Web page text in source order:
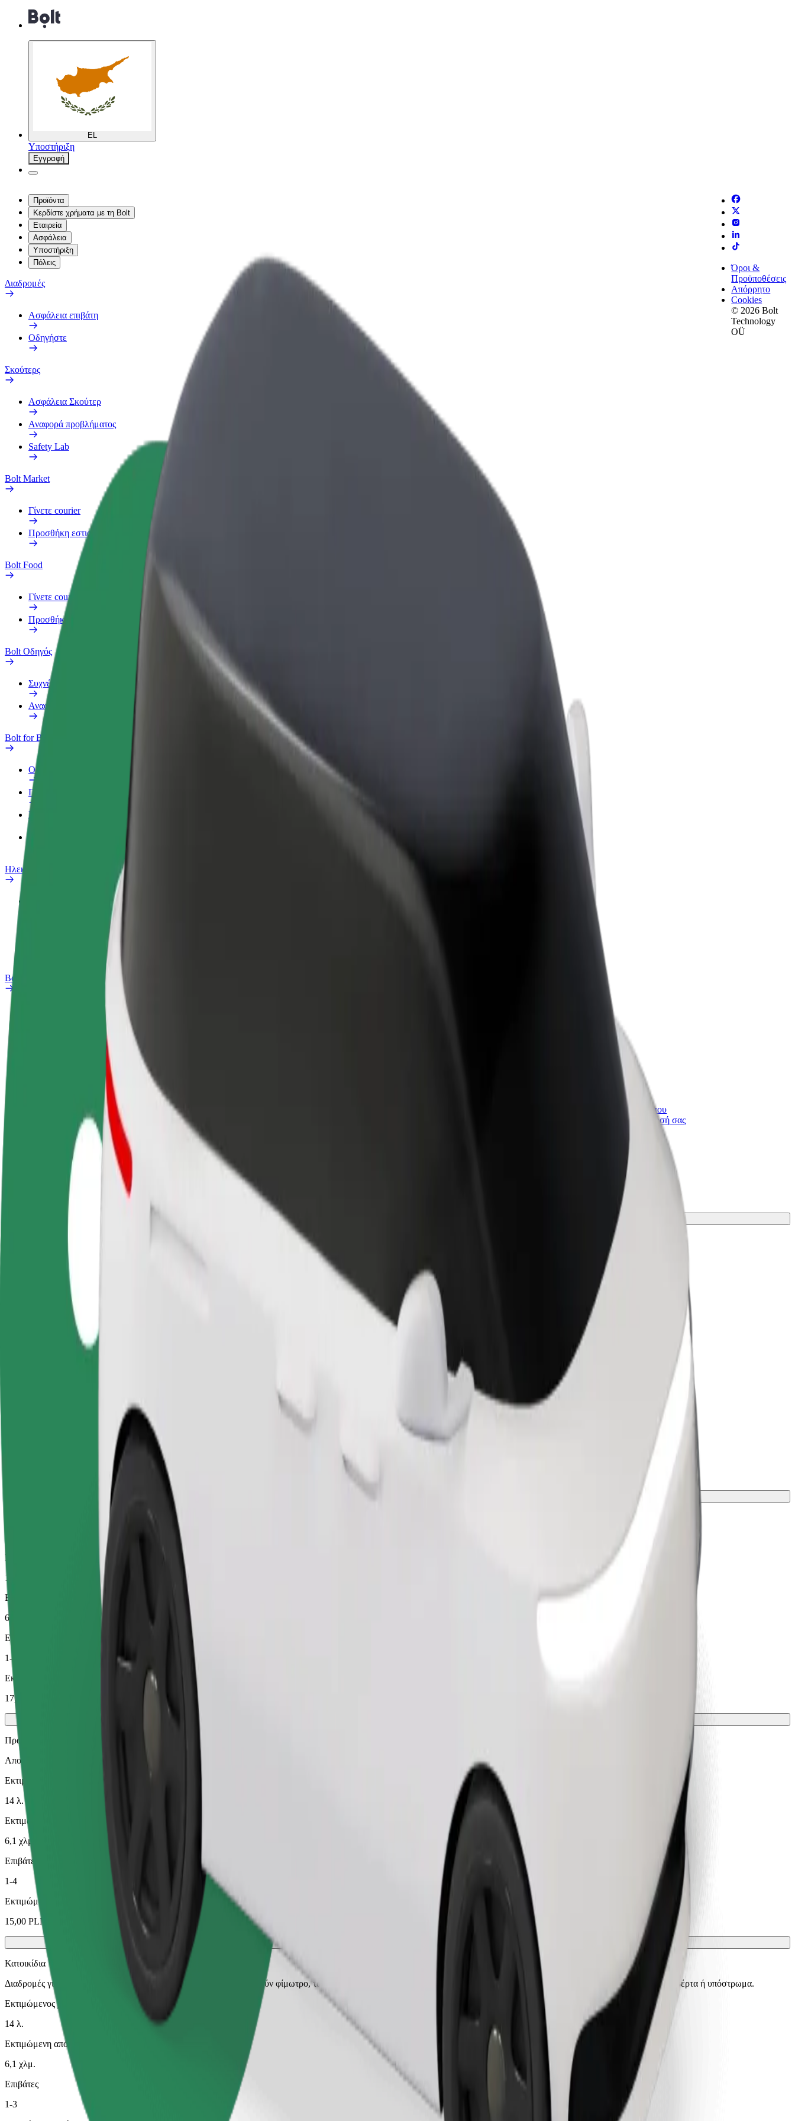
EL
Υποστήριξη
Εγγραφή
Προϊόντα
Κερδίστε χρήματα με τη Bolt
Εταιρεία
Ασφάλεια
Υποστήριξη
Πόλεις
Διαδρομές
Ασφάλεια επιβάτη
Οδηγήστε
Σκούτερς
Ασφάλεια Σκούτερ
Αναφορά προβλήματος
Safety Lab
Bolt Market
Γίνετε courier
Προσθήκη εστιατορίου ή καταστήματος
Bolt Food
Γίνετε courier
Προσθήκη εστιατορίου ή καταστήματος
Bolt Οδηγός
Συχνές Ερωτήσεις
Αναφορά οχήματος
Bolt for Business
Οφέλη
Προφίλ Εργασίας
Προϊόντα
Bolt food για επιχειρήσεις
Ηλεκτρικά ποδήλατα
Αναφορά προβλήματος
Bolt Plus
Πώς να συμμετάσχετε
Κερδίστε χρήματα με τους
δικούς σας όρους
Γίνετε courier
Παραδώστε φαγητό και
πληρώνεστε εβδομαδιαία
Προϊόντα και υπηρεσίες Bolt που
κλιμακώνονται για την επιχείρησή σας
Όροι &
Προϋποθέσεις
Απόρρητο
Cookies
© 2026 Bolt
Technology
OÜ
Πώς να φτάσεις από Rondo Rataje σε Old Market Square
Ψάχνεις τον καλύτερο τρόπο να φτάσεις από Rondo Rataje σε Old Market Square; Εξερεύνησε τις υπηρεσίες μας και βρες την ιδανική για το ταξίδι σου.
Η άνεση και η ευκολία λίγα κλικ μακριά!
Αξιόπιστες διαδρομές με καθημερινά αυτοκίνητα μεσαίου μεγέθους.
Εκτιμώμενος χρόνος μετακίνησης
Μεγαλύτερα αυτοκίνητα με περισσότερο χώρο για τα πόδια και αποθηκευτικό χώρο
Εκτιμώμενος χρόνος μετακίνησης
14 λ.
Εκτιμώμενη απόσταση
6,1 χλμ.
Επιβάτες
1-4
Εκτιμώμενη τιμή
17,70 PLN
Πράσινο
Αποδοτικές διαδρομές με υβριδικά και ηλεκτρικά οχήματα
Εκτιμώμενος χρόνος μετακίνησης
14 λ.
Εκτιμώμενη απόσταση
6,1 χλμ.
Επιβάτες
1-4
Εκτιμώμενη τιμή
15,00 PLN
Κατοικίδια
Διαδρομές για εσάς και το κατοικίδιό σας. Οι σκύλοι πρέπει να φορούν φίμωτρο, τα μικρά ζώα χρειάζονται κλουβί μεταφοράς και τα καθίσματα πρέπει να προστατεύονται με κουβέρτα ή υπόστρωμα.
Εκτιμώμενος χρόνος μετακίνησης
14 λ.
Εκτιμώμενη απόσταση
6,1 χλμ.
Επιβάτες
1-3